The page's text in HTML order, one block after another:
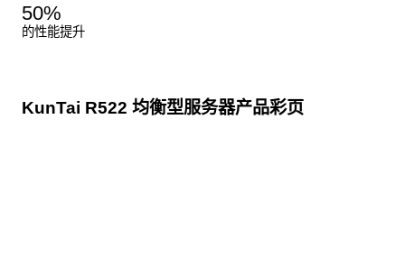
50%
的性能提升
KunTai R522 均衡型服务器产品彩页